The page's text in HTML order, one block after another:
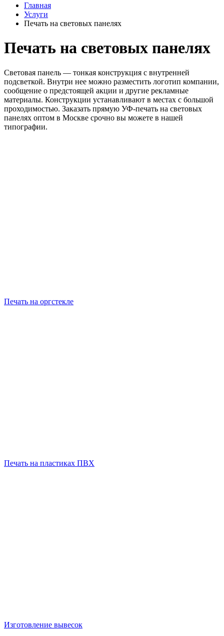
Главная
Услуги
Печать на световых панелях
Печать на световых панелях
Световая панель — тонкая конструкция с внутренней
подсветкой. Внутри нее можно разместить логотип компании,
сообщение о предстоящей акции и другие рекламные
материалы. Конструкции устанавливают в местах с большой
проходимостью. Заказать прямую УФ-печать на световых
панелях оптом в Москве срочно вы можете в нашей
типографии.
Печать на оргстекле
Печать на пластиках ПВХ
Изготовление вывесок